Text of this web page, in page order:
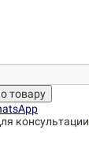
товару
консультации